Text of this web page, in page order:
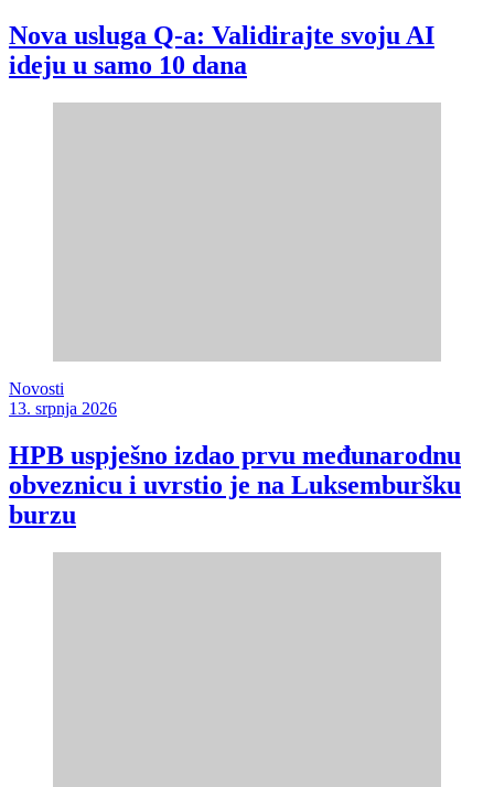
Nova usluga Q-a: Validirajte svoju AI
ideju u samo 10 dana
Novosti
13. srpnja 2026
HPB uspješno izdao prvu međunarodnu
obveznicu i uvrstio je na Luksemburšku
burzu